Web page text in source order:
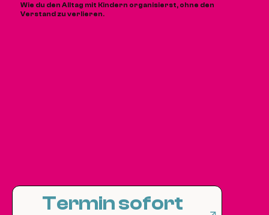
Wie du den Alltag mit Kindern organisierst, ohne den
Verstand zu verlieren.
Termin sofort